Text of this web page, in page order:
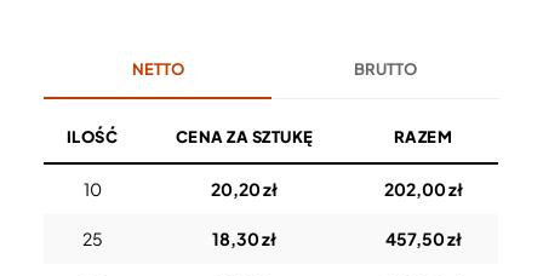
NETTO BRUTTO
ILOŚĆ CENA ZA SZTUKĘ RAZEM
10 20,20 zł 202,00 zł
25 18,30 zł 457,50 zł